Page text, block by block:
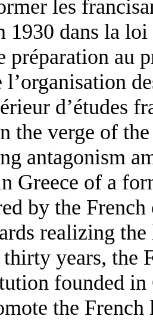
les
1930 dans la
préparation au
d’études
the verge of
antagonism
Greece of a
by the
realizing
thirty years, the
founded in
the